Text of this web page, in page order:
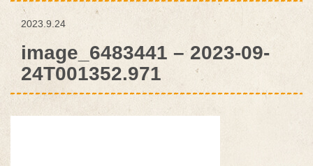
2023.9.24
image_6483441 – 2023-09-
24T001352.971